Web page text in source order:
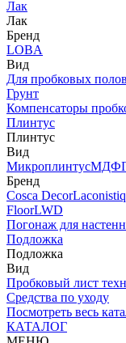
Лак
Лак
Бренд
LOBA
Вид
Для пробковых полов
Грунт
Компенсаторы
Плинтус
Плинтус
Вид
МикроплинтусМДФ
Бренд
Cosca DecorLaconistiq
FloorLWD
Погонаж для
Подложка
Подложка
Вид
Пробковый лист
Средства по уходу
Посмотреть весь
КАТАЛОГ